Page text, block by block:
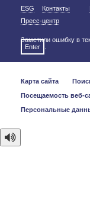
ESG
Контакты
Пресс-центр
Заметили ошибку в
Enter
Карта сайта
Посещаемость веб-
Персональные